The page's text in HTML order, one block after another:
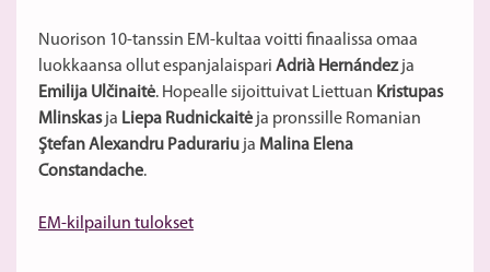
Nuorison 10-tanssin EM-kultaa voitti finaalissa omaa
luokkaansa ollut espanjalaispari Adrià Hernándezja
Emilija Ulčinaitė. Hopealle sijoittuivat Liettuan Kristupas
Mlinskasja Liepa Rudnickaitė ja pronssille Romanian
Ştefan Alexandru Padurariu ja Malina Elena
Constandache.
EM-kilpailun tulokset